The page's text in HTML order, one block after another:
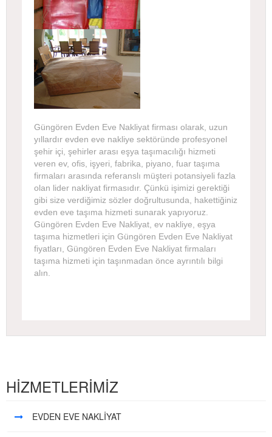
Güngören Evden Eve Nakliyat firması olarak, uzun
yıllardır evden eve nakliye sektöründe profesyonel
şehir içi, şehirler arası eşya taşımacılığı hizmeti
veren ev, ofis, işyeri, fabrika, piyano, fuar taşıma
firmaları arasında referanslı müşteri potansiyeli fazla
olan lider nakliyat firmasıdır. Çünkü işimizi gerektiği
gibi size verdiğimiz sözler doğrultusunda, hakettiğiniz
evden eve taşıma hizmeti sunarak yapıyoruz.
Güngören Evden Eve Nakliyat, ev nakliye, eşya
taşıma hizmetleri için Güngören Evden Eve Nakliyat
fiyatları, Güngören Evden Eve Nakliyat firmaları
taşıma hizmeti için taşınmadan önce ayrıntılı bilgi
alın.
HİZMETLERİMİZ
EVDEN EVE NAKLİYAT